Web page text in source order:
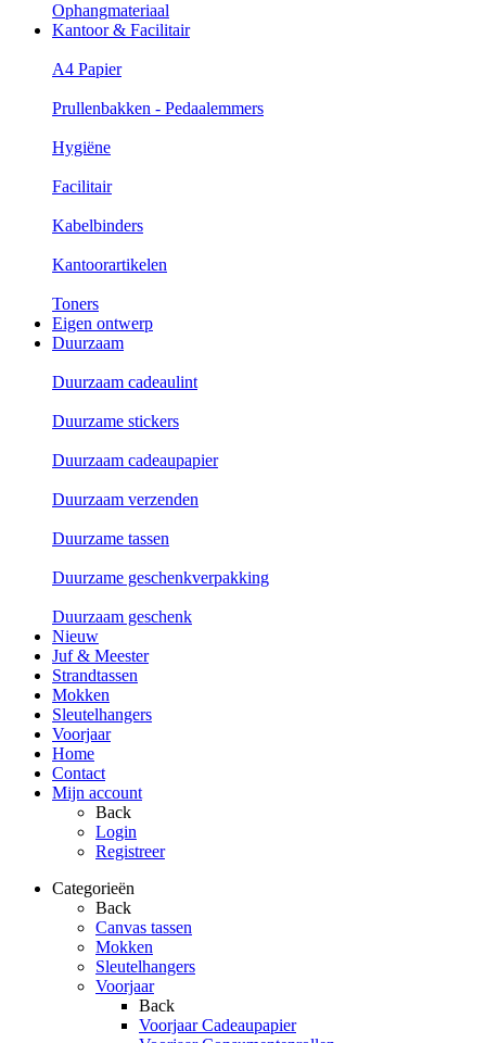
Ophangmateriaal
Kantoor & Facilitair
A4 Papier
Prullenbakken - Pedaalemmers
Hygiëne
Facilitair
Kabelbinders
Kantoorartikelen
Toners
Eigen ontwerp
Duurzaam
Duurzaam cadeaulint
Duurzame stickers
Duurzaam cadeaupapier
Duurzaam verzenden
Duurzame tassen
Duurzame geschenkverpakking
Duurzaam geschenk
Nieuw
Juf & Meester
Strandtassen
Mokken
Sleutelhangers
Voorjaar
Home
Contact
Mijn account
Back
Login
Registreer
Categorieën
Back
Canvas tassen
Mokken
Sleutelhangers
Voorjaar
Back
Voorjaar Cadeaupapier